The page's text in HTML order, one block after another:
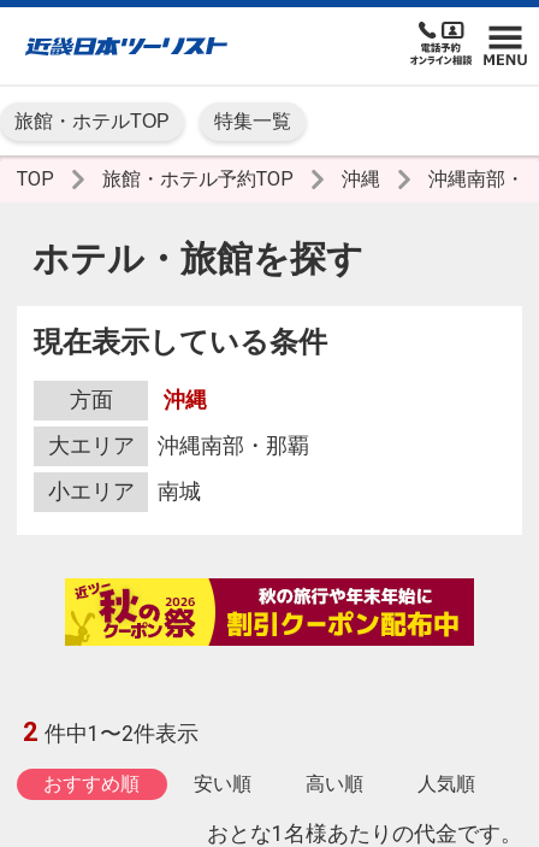
旅館・ホテルTOP 特集一覧
TOP 旅館・ホテル予約TOP 沖縄 沖縄南部・
ホテル・旅館を探す
現在表示している条件
方面
沖縄
大エリア
沖縄南部・那覇
小エリア
南城
2 件中1〜2件表示
おすすめ順 安い順 高い順 人気順
おとな1名様あたりの代金です。